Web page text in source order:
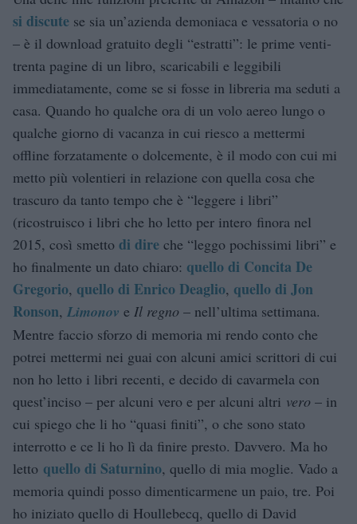
si discute se sia un’azienda demoniaca e vessatoria o no
– è il download gratuito degli “estratti”: le prime venti-
trenta pagine di un libro, scaricabili e leggibili
immediatamente, come se si fosse in libreria ma seduti a
casa. Quando ho qualche ora di un volo aereo lungo o
qualche giorno di vacanza in cui riesco a mettermi
offline forzatamente o dolcemente, è il modo con cui mi
metto più volentieri in relazione con quella cosa che
trascuro da tanto tempo che è “leggere i libri”
(ricostruisco i libri che ho letto per intero finora nel
2015, così smetto di dire che “leggo pochissimi libri” e
ho finalmente un dato chiaro: quello di Concita De
Gregorio, quello di Enrico Deaglio, quello di Jon
Ronson, Limonov e Il regno – nell’ultima settimana.
Mentre faccio sforzo di memoria mi rendo conto che
potrei mettermi nei guai con alcuni amici scrittori di cui
non ho letto i libri recenti, e decido di cavarmela con
quest’inciso – per alcuni vero e per alcuni altri vero – in
cui spiego che li ho “quasi finiti”, o che sono stato
interrotto e ce li ho lì da finire presto. Davvero. Ma ho
letto quello di Saturnino, quello di mia moglie. Vado a
memoria quindi posso dimenticarmene un paio, tre. Poi
ho iniziato quello di Houllebecq, quello di David